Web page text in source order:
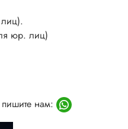
юр. лиц)
нам: